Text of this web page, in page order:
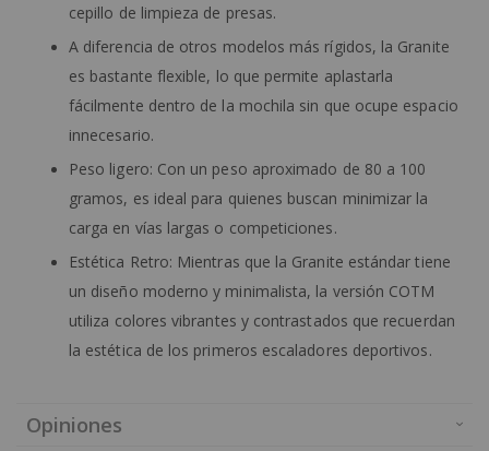
cepillo de limpieza de presas.
A diferencia de otros modelos más rígidos, la Granite
es bastante flexible, lo que permite aplastarla
fácilmente dentro de la mochila sin que ocupe espacio
innecesario.
Peso ligero: Con un peso aproximado de 80 a 100
gramos, es ideal para quienes buscan minimizar la
carga en vías largas o competiciones.
Estética Retro: Mientras que la Granite estándar tiene
un diseño moderno y minimalista, la versión COTM
utiliza colores vibrantes y contrastados que recuerdan
la estética de los primeros escaladores deportivos.
Opiniones